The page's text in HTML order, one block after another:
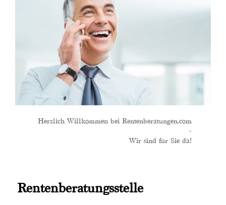
Herzlich Willkommen bei Rentenberatungen.com
-
Wir sind für Sie da!
Rentenberatungsstelle